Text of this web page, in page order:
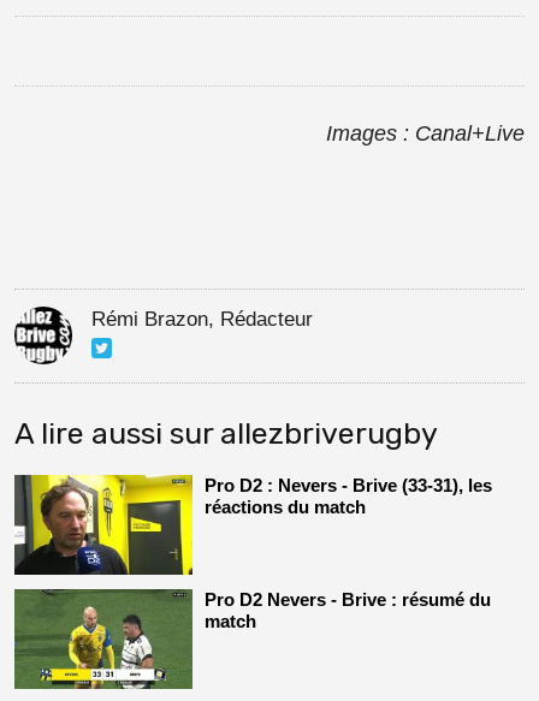
Images : Canal+Live
Rémi Brazon, Rédacteur
A lire aussi sur allezbriverugby
Pro D2 : Nevers - Brive (33-31), les
réactions du match
Pro D2 Nevers - Brive : résumé du
match